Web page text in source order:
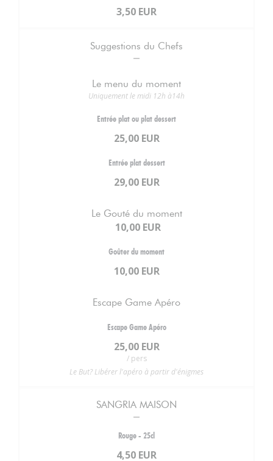
3,50 EUR
Suggestions du Chefs
Le menu du moment
Uniquement le midi 12h à14h
Entrée plat ou plat dessert
25,00 EUR
Entrée plat dessert
29,00 EUR
Le Gouté du moment
10,00 EUR
Goûter du moment
10,00 EUR
Escape Game Apéro
Escape Game Apéro
25,00 EUR
/ pers
Le But? Libérer l'apéro à partir d'énigmes
SANGRIA MAISON
Rouge - 25cl
4,50 EUR